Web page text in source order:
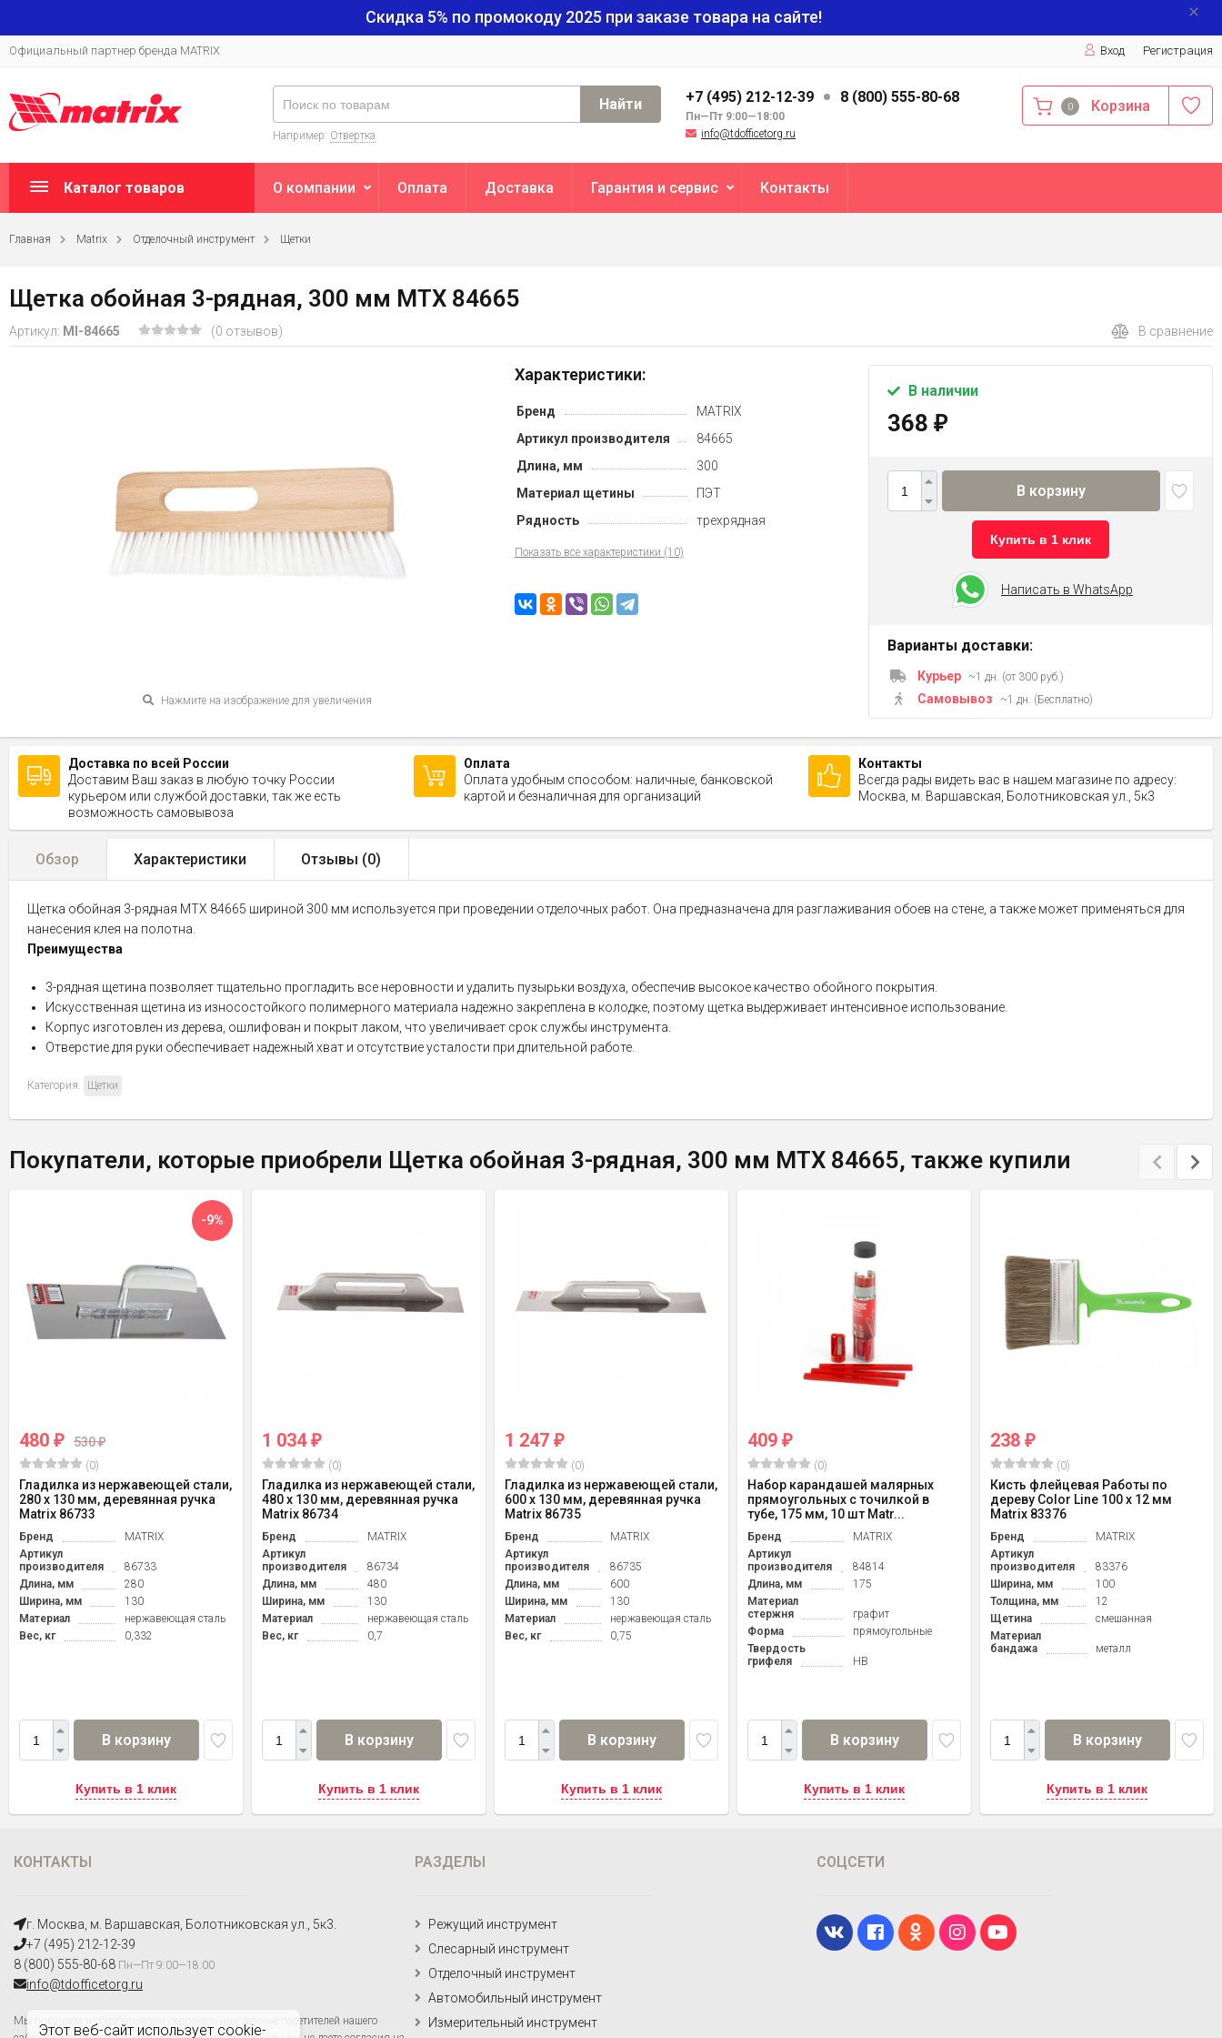
Этот веб-сайт использует cookie-
Скидка 5% по промокоду 2025 при заказе товара на сайте!
Официальный партнер бренда MATRIX Вход Регистрация
+7 (495) 212-12-39 8 (800) 555-80-68
Пн—Пт 9:00—18:00
info@tdofficetorg.ru
Найти
Например: Отвертка
0 Корзина
Каталог товаров О компании Оплата Доставка Гарантия и сервис Контакты
Главная Matrix Отделочный инструмент Щетки
Щетка обойная 3-рядная, 300 мм MTX 84665
Артикул: MI-84665 (0 отзывов) В сравнение
Нажмите на изображение для увеличения
Характеристики:
Бренд
MATRIX
Артикул производителя
84665
Длина, мм
300
Материал щетины
ПЭТ
Рядность
трехрядная
Показать все характеристики (10)
В наличии
368 ₽
В корзину
Купить в 1 клик
Написать в WhatsApp
Варианты доставки:
Курьер ~1 дн. (от 300 руб.)
Самовывоз ~1 дн. (Бесплатно)
Доставка по всей России
Доставим Ваш заказ в любую точку России
курьером или службой доставки, так же есть
возможность самовывоза
Оплата
Оплата удобным способом: наличные, банковской
картой и безналичная для организаций
Контакты
Всегда рады видеть вас в нашем магазине по адресу:
Москва, м. Варшавская, Болотниковская ул., 5к3
Обзор Характеристики Отзывы (0)
Щетка обойная 3-рядная MTX 84665 шириной 300 мм используется при проведении отделочных работ. Она предназначена для разглаживания обоев на стене, а также может применяться для
нанесения клея на полотна.
Преимущества
3-рядная щетина позволяет тщательно прогладить все неровности и удалить пузырьки воздуха, обеспечив высокое качество обойного покрытия.
Искусственная щетина из износостойкого полимерного материала надежно закреплена в колодке, поэтому щетка выдерживает интенсивное использование.
Корпус изготовлен из дерева, ошлифован и покрыт лаком, что увеличивает срок службы инструмента.
Отверстие для руки обеспечивает надежный хват и отсутствие усталости при длительной работе.
Категория: Щетки
Покупатели, которые приобрели Щетка обойная 3-рядная, 300 мм MTX 84665, также купили
-9%
480 ₽ 530₽
(0)
Гладилка из нержавеющей стали,
280 х 130 мм, деревянная ручка
Matrix 86733
Бренд
MATRIX
Артикул
производителя
86733
Длина, мм
280
Ширина, мм
130
Материал
нержавеющая сталь
Вес, кг
0,332
В корзину
Купить в 1 клик
1 034 ₽
(0)
Гладилка из нержавеющей стали,
480 х 130 мм, деревянная ручка
Matrix 86734
Бренд
MATRIX
Артикул
производителя
86734
Длина, мм
480
Ширина, мм
130
Материал
нержавеющая сталь
Вес, кг
0,7
В корзину
Купить в 1 клик
1 247 ₽
(0)
Гладилка из нержавеющей стали,
600 х 130 мм, деревянная ручка
Matrix 86735
Бренд
MATRIX
Артикул
производителя
86735
Длина, мм
600
Ширина, мм
130
Материал
нержавеющая сталь
Вес, кг
0,75
В корзину
Купить в 1 клик
409 ₽
(0)
Набор карандашей малярных
прямоугольных с точилкой в
тубе, 175 мм, 10 шт Matr...
Бренд
MATRIX
Артикул
производителя
84814
Длина, мм
175
Материал
стержня
графит
Форма
прямоугольные
Твердость
грифеля
HB
В корзину
Купить в 1 клик
238 ₽
(0)
Кисть флейцевая Работы по
дереву Color Line 100 х 12 мм
Matrix 83376
Бренд
MATRIX
Артикул
производителя
83376
Ширина, мм
100
Толщина, мм
12
Щетина
смешанная
Материал
бандажа
металл
В корзину
Купить в 1 клик
КОНТАКТЫ
г. Москва, м. Варшавская, Болотниковская ул., 5к3.
+7 (495) 212-12-39
8 (800) 555-80-68 Пн—Пт 9:00—18:00
info@tdofficetorg.ru
Мы получаем и обрабатываем персональные данные посетителей нашего
РАЗДЕЛЫ
Режущий инструмент
Слесарный инструмент
Отделочный инструмент
Автомобильный инструмент
Измерительный инструмент
СОЦСЕТИ